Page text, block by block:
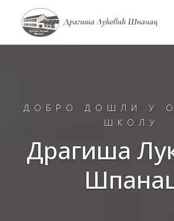
ДОБРО ДОШЛИ У
ШКОЛУ
Драгиша